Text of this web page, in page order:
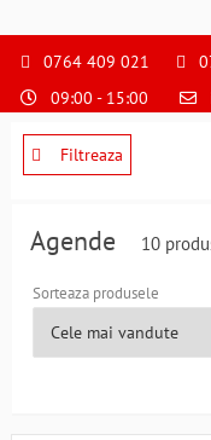
S
pentru
0764409021
comanda
0764 409 021
09:00 - 15:00
Filtreaza
Agende 10
Sorteaza produsele